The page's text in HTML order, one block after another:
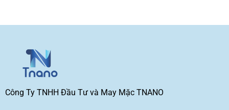
Công Ty TNHH Đầu Tư và May Mặc TNANO